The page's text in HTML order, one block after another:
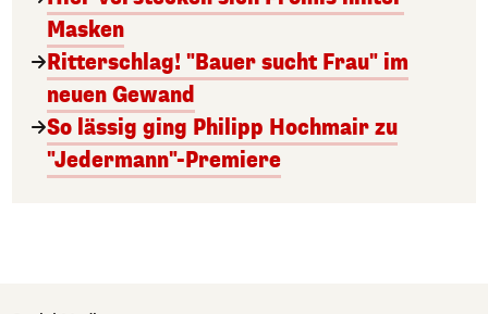
Masken
Ritterschlag! "Bauer sucht Frau" im
neuen Gewand
So lässig ging Philipp Hochmair zu
"Jedermann"-Premiere